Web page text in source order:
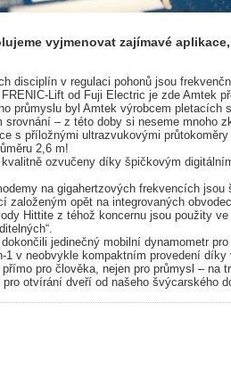
vyjmenovat zajímavé
disciplín v regulaci pohonů jsou
Lift od Fuji Electric je zde Amtek
průmyslu byl Amtek výrobcem pletacích
srovnání – z této doby si neseme mnoho
s příložnými ultrazvukovými
2,6 m!
ozvučeny díky špičkovým
na gigahertzových frekvencích
založeným opět na integrovaných
Hittite z téhož koncernu jsou použity
jedinečný mobilní dynamometr
1 v neobvykle kompaktním provedení
pro člověka, nejen pro průmysl – na
otvírání dveří od našeho švýcarského